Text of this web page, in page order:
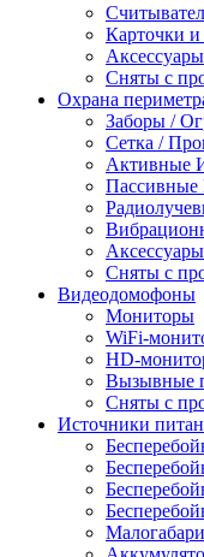
Карточки и
Аксессуары
Сняты с
Охрана
Заборы /
Сетка /
Активные
Пассивные
Аксессуары
Сняты с
Видеодомофоны
Мониторы
WiFi-
HD-
Вызывные
Сняты с
Источники